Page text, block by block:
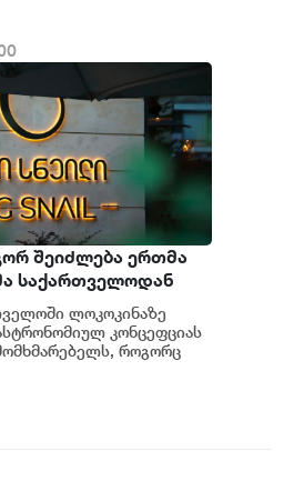
შეიძლება ერთმა
საქართველოდან
კულინარიულ
საფუძველი
ლოკოკინაზე
კონცეფციას
როგორც